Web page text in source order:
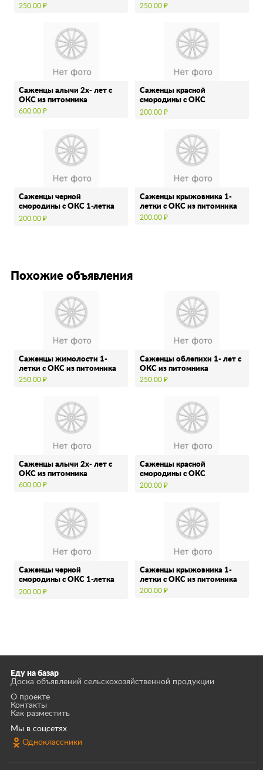
250.00 ₽ 250.00 ₽
Саженцы алычи 2х- лет с
ОКС из питомника
600.00 ₽
Саженцы красной
смородины с ОКС
однолетки из питомника
200.00 ₽
Саженцы черной
смородины с ОКС 1-летка
из питомника
200.00 ₽
Саженцы крыжовника 1-
летки с ОКС из питомника
200.00 ₽
Похожие объявления
Саженцы жимолости 1-
летки с ОКС из питомника
250.00 ₽
Саженцы облепихи 1- лет с
ОКС из питомника
250.00 ₽
Саженцы алычи 2х- лет с
ОКС из питомника
600.00 ₽
Саженцы красной
смородины с ОКС
однолетки из питомника
200.00 ₽
Саженцы черной
смородины с ОКС 1-летка
из питомника
200.00 ₽
Саженцы крыжовника 1-
летки с ОКС из питомника
200.00 ₽
Еду на базар
Доска объявлений сельскохозяйственной продукции
О проекте
Контакты
Как разместить
Мы в соцсетях
Одноклассники